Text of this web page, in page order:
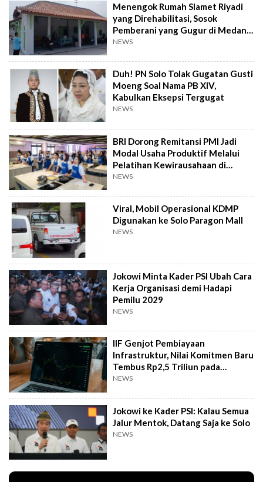
Menengok Rumah Slamet Riyadi
yang Direhabilitasi, Sosok
Pemberani yang Gugur di Medan
Perang
NEWS
Duh! PN Solo Tolak Gugatan Gusti
Moeng Soal Nama PB XIV,
Kabulkan Eksepsi Tergugat
NEWS
BRI Dorong Remitansi PMI Jadi
Modal Usaha Produktif Melalui
Pelatihan Kewirausahaan di
Taiwan
NEWS
Viral, Mobil Operasional KDMP
Digunakan ke Solo Paragon Mall
NEWS
Jokowi Minta Kader PSI Ubah Cara
Kerja Organisasi demi Hadapi
Pemilu 2029
NEWS
IIF Genjot Pembiayaan
Infrastruktur, Nilai Komitmen Baru
Tembus Rp2,5 Triliun pada
Semester I 2026
NEWS
Jokowi ke Kader PSI: Kalau Semua
Jalur Mentok, Datang Saja ke Solo
NEWS